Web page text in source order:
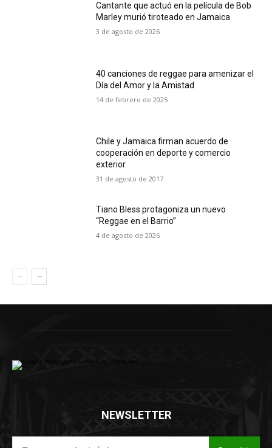
Cantante que actuó en la película de Bob
Marley murió tiroteado en Jamaica
3 de agosto de 2026
40 canciones de reggae para amenizar el
Día del Amor y la Amistad
14 de febrero de 2025
Chile y Jamaica firman acuerdo de
cooperación en deporte y comercio
exterior
31 de agosto de 2017
Tiano Bless protagoniza un nuevo
“Reggae en el Barrio”
4 de agosto de 2026
NEWSLETTER